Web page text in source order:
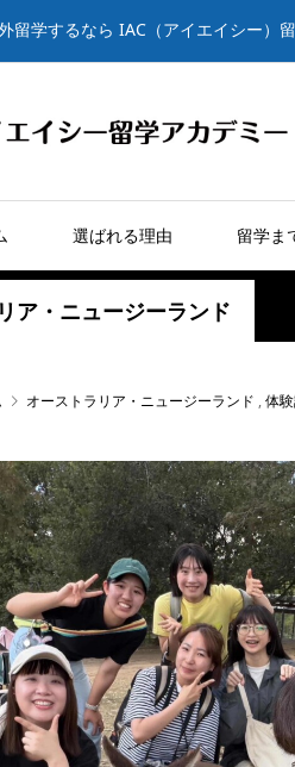
留学するなら IAC（アイエイシー）
選ばれる理由 留学ま
ア・ニュージーランド
オーストラリア・ニュージーランド ,体